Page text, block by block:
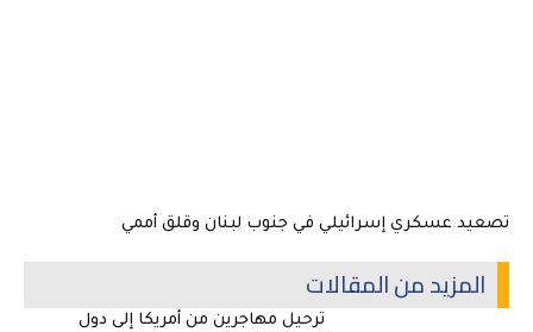
تصعيد عسكري إسرائيلي في جنوب لبنان وقلق أممي
المزيد من المقالات
ترحيل مهاجرين من أمريكا إلى دول